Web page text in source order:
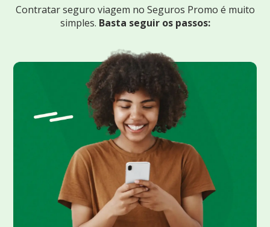
Contratar seguro viagem no Seguros Promo é muito
simples. Basta seguir os passos: